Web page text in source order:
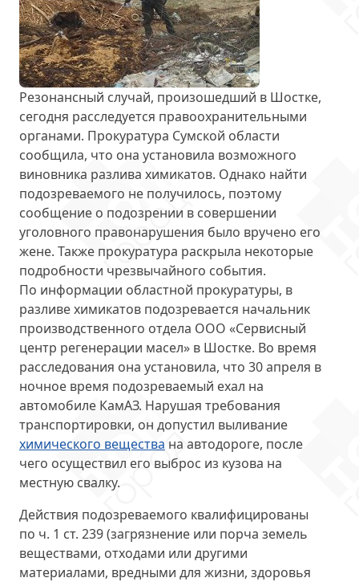
Резонансный случай, произошедший в Шостке,
сегодня расследуется правоохранительными
органами. Прокуратура Сумской области
сообщила, что она установила возможного
виновника разлива химикатов. Однако найти
подозреваемого не получилось, поэтому
сообщение о подозрении в совершении
уголовного правонарушения было вручено его
жене. Также прокуратура раскрыла некоторые
подробности чрезвычайного события.
По информации областной прокуратуры, в
разливе химикатов подозревается начальник
производственного отдела ООО «Сервисный
центр регенерации масел» в Шостке. Во время
расследования она установила, что 30 апреля в
ночное время подозреваемый ехал на
автомобиле КамАЗ. Нарушая требования
транспортировки, он допустил выливание
химического вещества на автодороге, после
чего осуществил его выброс из кузова на
местную свалку.
Действия подозреваемого квалифицированы
по ч. 1 ст. 239(загрязнение или порча земель
веществами, отходами или другими
материалами, вредными для жизни, здоровья